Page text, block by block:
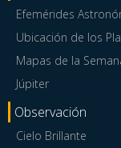
Efemérides
Ubicación de los
Mapas de la
Júpiter
Observación
Cielo Brillante